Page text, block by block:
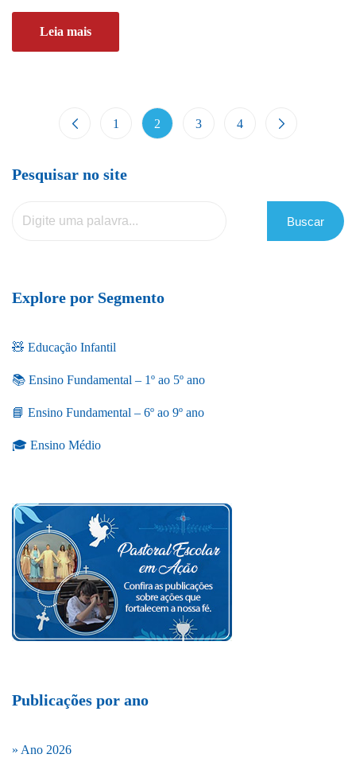
Leia mais
1 2 3 4
Pesquisar no site
Buscar
Explore por Segmento
🧸 Educação Infantil
📚 Ensino Fundamental – 1º ao 5º ano
📘 Ensino Fundamental – 6º ao 9º ano
🎓 Ensino Médio
Publicações por ano
» Ano 2026